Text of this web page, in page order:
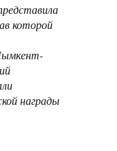
которой
награды